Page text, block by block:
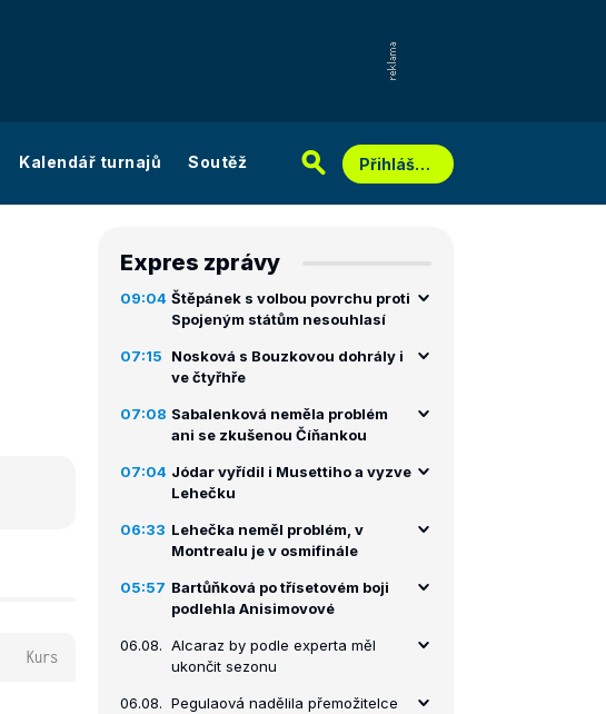
Kalendář turnajů Soutěž Přihlášení
Kurs
Expres zprávy
09:04 Štěpánek s volbou povrchu proti
Spojeným státům nesouhlasí
07:15
Nosková s Bouzkovou dohrály i
ve čtyřhře
07:08 Sabalenková neměla problém
ani se zkušenou Číňankou
07:04 Jódar vyřídil i Musettiho a vyzve
Lehečku
06:33 Lehečka neměl problém, v
Montrealu je v osmifinále
05:57 Bartůňková po třísetovém boji
podlehla Anisimovové
06.08. Alcaraz by podle experta měl
ukončit sezonu
06.08. Pegulaová nadělila přemožitelce